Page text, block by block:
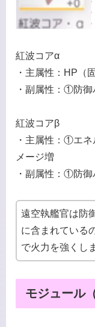
紅波コアα
・主属性：HP（
・副属性：①防
紅波コアβ
・主属性：①エ
メージ増
・副属性：①防御
遠空執艦官は防
に含まれている
で火力を強くし
モジュール